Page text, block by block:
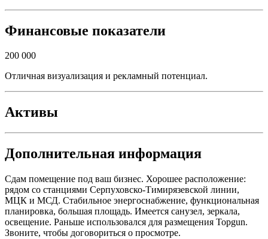
Финансовые показатели
200 000
Отличная визуализация и рекламный потенциал.
Активы
Дополнительная информация
Сдам помещение под ваш бизнес. Хорошее расположение:
рядом со станциями Серпуховско-Тимирязевской линии,
МЦК и МСД. Стабильное энергоснабжение, функциональная
планировка, большая площадь. Имеется санузел, зеркала,
освещение. Раньше использовался для размещения Topgun.
Звоните, чтобы договориться о просмотре.